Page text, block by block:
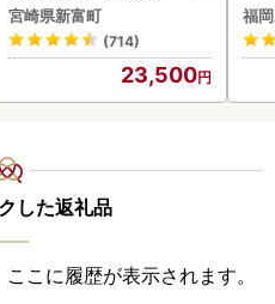
以上 C388-840-3D
宮崎県新富町
(714)
23,500
福
した返礼品
こに履歴が表示されます。